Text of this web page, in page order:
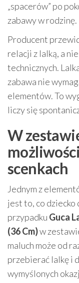
„spacerów” po
zabawy w rodzinę.
Producent
relacji z lalką, a
technicznych.
zabawa nie
elementów. To
liczy się
W
scenkach
Jednym z
jest to, co dziecko
przypadku Guca
(36 Cm)w
maluch może od
przebierać lalkę i
wymyślonych